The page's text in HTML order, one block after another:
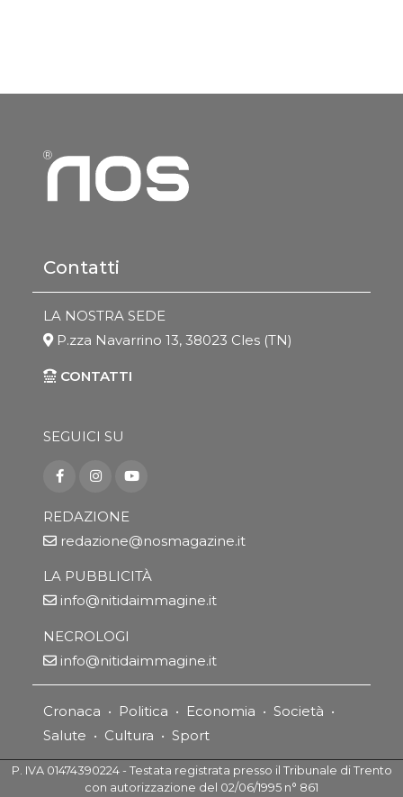
Contatti
LA NOSTRA SEDE
P.zza Navarrino 13, 38023 Cles (TN)
CONTATTI
SEGUICI SU
REDAZIONE
redazione@nosmagazine.it
LA PUBBLICITÀ
info@nitidaimmagine.it
NECROLOGI
info@nitidaimmagine.it
Cronaca • Politica • Economia • Società •
Salute • Cultura • Sport
P. IVA 01474390224 - Testata registrata presso il Tribunale di Trento
con autorizzazione del 02/06/1995 n° 861